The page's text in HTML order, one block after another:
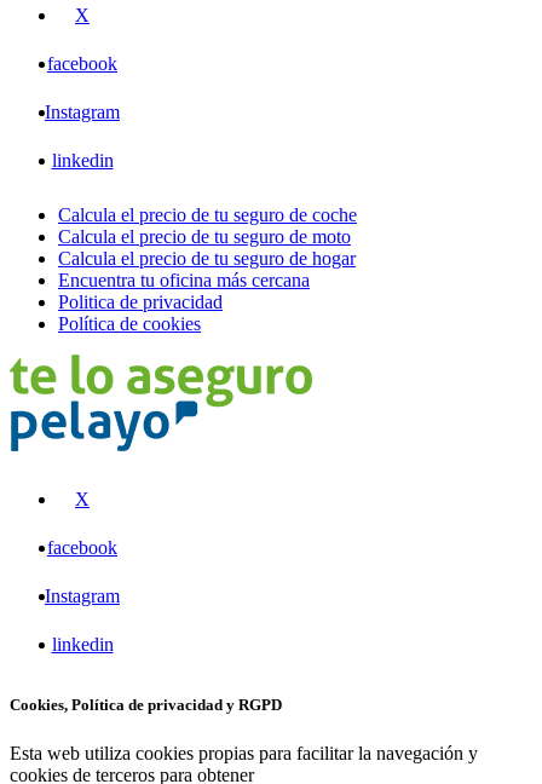
X
facebook
Instagram
linkedin
Calcula el precio de tu seguro de coche
Calcula el precio de tu seguro de moto
Calcula el precio de tu seguro de hogar
Encuentra tu oficina más cercana
Politica de privacidad
Política de cookies
X
facebook
Instagram
linkedin
Cookies, Política de privacidad y RGPD
Esta web utiliza cookies propias para facilitar la navegación y
cookies de terceros para obtener